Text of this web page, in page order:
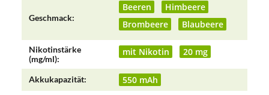
Geschmack:
Beeren
Himbeere
Brombeere
Blaubeere
Nikotinstärke
(mg/ml):
mit Nikotin 20 mg
Akkukapazität: 550 mAh